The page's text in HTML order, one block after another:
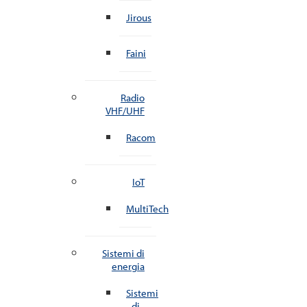
Jirous
Faini
Radio
VHF/UHF
Racom
IoT
MultiTech
Sistemi di
energia
Sistemi